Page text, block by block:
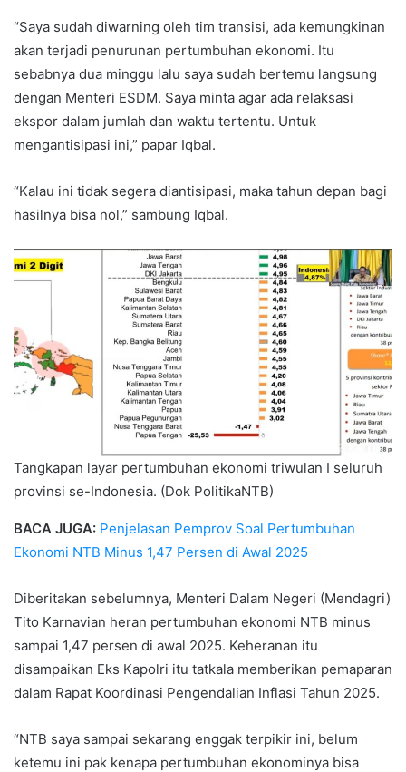
“Saya sudah diwarning oleh tim transisi, ada kemungkinan
akan terjadi penurunan pertumbuhan ekonomi. Itu
sebabnya dua minggu lalu saya sudah bertemu langsung
dengan Menteri ESDM. Saya minta agar ada relaksasi
ekspor dalam jumlah dan waktu tertentu. Untuk
mengantisipasi ini,” papar Iqbal.
“Kalau ini tidak segera diantisipasi, maka tahun depan bagi
hasilnya bisa nol,” sambung Iqbal.
Tangkapan layar pertumbuhan ekonomi triwulan I seluruh
provinsi se-Indonesia. (Dok PolitikaNTB)
BACA JUGA: Penjelasan Pemprov Soal Pertumbuhan
Ekonomi NTB Minus 1,47 Persen di Awal 2025
Diberitakan sebelumnya, Menteri Dalam Negeri (Mendagri)
Tito Karnavian heran pertumbuhan ekonomi NTB minus
sampai 1,47 persen di awal 2025. Keheranan itu
disampaikan Eks Kapolri itu tatkala memberikan pemaparan
dalam Rapat Koordinasi Pengendalian Inflasi Tahun 2025.
“NTB saya sampai sekarang enggak terpikir ini, belum
ketemu ini pak kenapa pertumbuhan ekonominya bisa